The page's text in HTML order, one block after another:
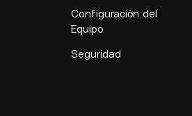
Configuración del
Equipo
Seguridad